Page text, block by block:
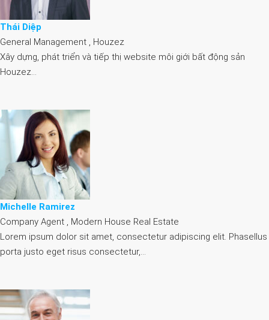
Thái Diệp
General Management , Houzez
Xây dựng, phát triển và tiếp thị website môi giới bất động sản
Houzez…
Michelle Ramirez
Company Agent , Modern House Real Estate
Lorem ipsum dolor sit amet, consectetur adipiscing elit. Phasellus
porta justo eget risus consectetur,…